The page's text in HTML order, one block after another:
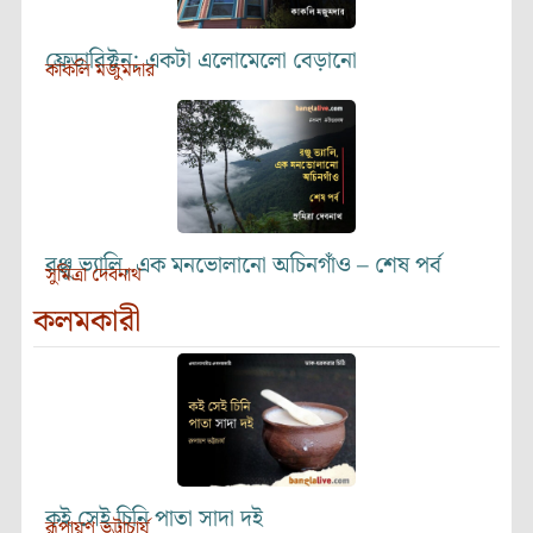
ফ্রেডারিক্টন: একটা এলোমেলো বেড়ানো
কাকলি মজুমদার
রঞ্জু ভ্যালি, এক মনভোলানো অচিনগাঁও – শেষ পর্ব
সুমিত্রা দেবনাথ
কলমকারী
কই সেই চিনি পাতা সাদা দই